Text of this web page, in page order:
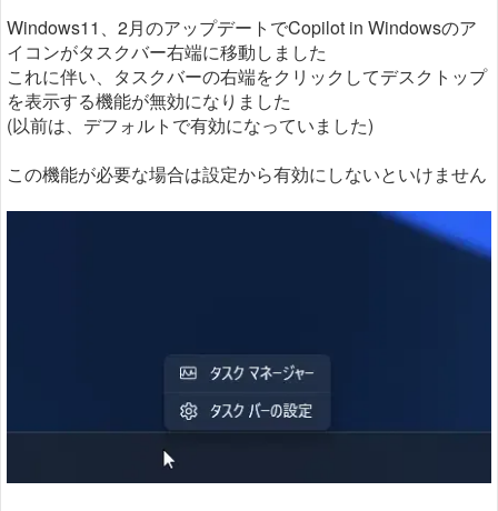
Windows11、2月のアップデートでCopilot in Windowsのア
イコンがタスクバー右端に移動しました
これに伴い、タスクバーの右端をクリックしてデスクトップ
を表示する機能が無効になりました
(以前は、デフォルトで有効になっていました)
この機能が必要な場合は設定から有効にしないといけません